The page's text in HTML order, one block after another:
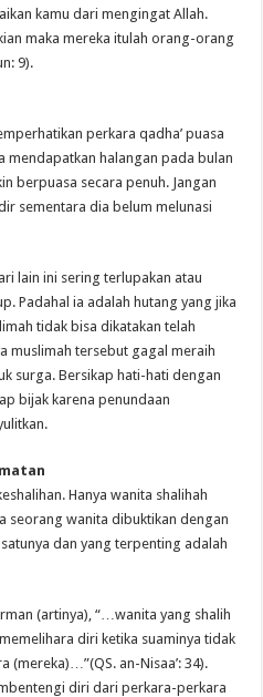
kamu dari mengingat Allah.
maka mereka itulah orang-orang
9).
perkara qadha’ puasa
mendapatkan halangan pada bulan
berpuasa secara penuh. Jangan
sementara dia belum melunasi
lain ini sering terlupakan atau
Padahal ia adalah hutang yang jika
tidak bisa dikatakan telah
muslimah tersebut gagal meraih
surga. Bersikap hati-hati dengan
bijak karena penundaan
Hanya wanita shalihah
seorang wanita dibuktikan dengan
dan yang terpenting adalah
(artinya), “…wanita yang shalih
diri ketika suaminya tidak
(mereka)…”(QS. an-Nisaa’: 34).
diri dari perkara-perkara